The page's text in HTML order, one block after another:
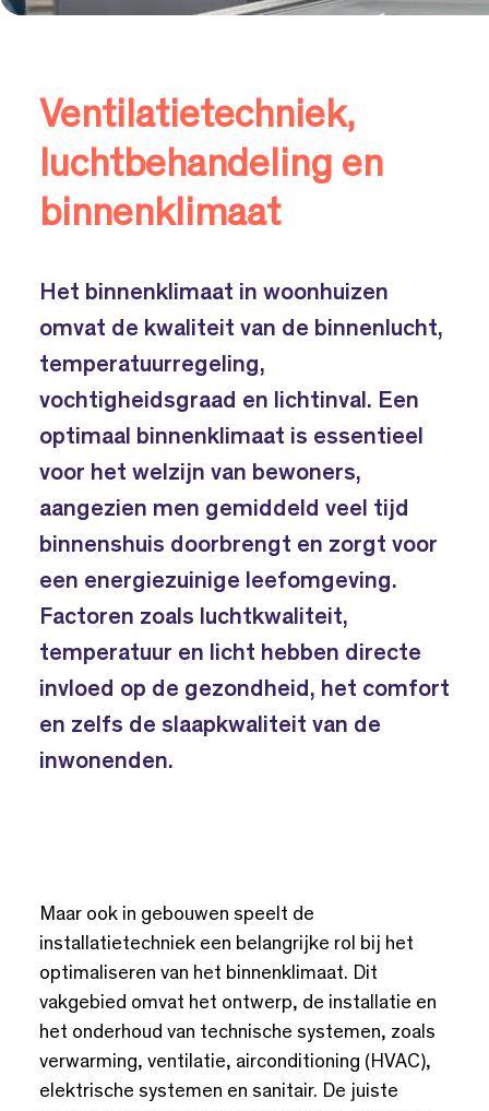
Ventilatietechniek,
luchtbehandeling en
binnenklimaat
Het binnenklimaat in woonhuizen
omvat de kwaliteit van de binnenlucht,
temperatuurregeling,
vochtigheidsgraad en lichtinval. Een
optimaal binnenklimaat is essentieel
voor het welzijn van bewoners,
aangezien men gemiddeld veel tijd
binnenshuis doorbrengt en zorgt voor
een energiezuinige leefomgeving.
Factoren zoals luchtkwaliteit,
temperatuur en licht hebben directe
invloed op de gezondheid, het comfort
en zelfs de slaapkwaliteit van de
inwonenden.
Maar ook in gebouwen speelt de
installatietechniek een belangrijke rol bij het
optimaliseren van het binnenklimaat. Dit
vakgebied omvat het ontwerp, de installatie en
het onderhoud van technische systemen, zoals
verwarming, ventilatie, airconditioning (HVAC),
elektrische systemen en sanitair. De juiste